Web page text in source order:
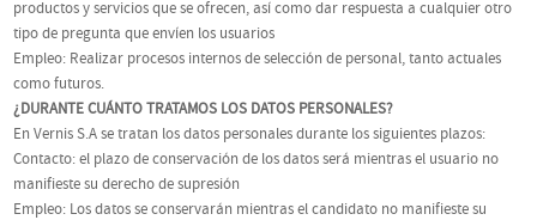
productos y servicios que se ofrecen, así como dar respuesta a cualquier otro
tipo de pregunta que envíen los usuarios
Empleo: Realizar procesos internos de selección de personal, tanto actuales
como futuros.
¿DURANTE CUÁNTO TRATAMOS LOS DATOS PERSONALES?
En Vernis S.A se tratan los datos personales durante los siguientes plazos:
Contacto: el plazo de conservación de los datos será mientras el usuario no
manifieste su derecho de supresión
Empleo: Los datos se conservarán mientras el candidato no manifieste su